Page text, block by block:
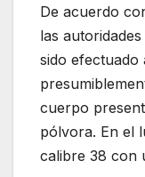
De acuerdo
las
sido efectuado
cuerpo
pólvora. En el
calibre 38 con